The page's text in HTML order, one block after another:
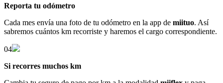
Reporta tu odómetro
Cada mes envía una foto de tu odómetro en la app de miituo. Así
sabremos cuántos km recorriste y haremos el cargo correspondiente.
04
Si recorres muchos km